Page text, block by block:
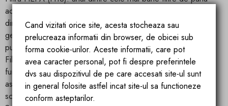
acum, acest filtru de marca capteaza si filtreaza particule cu
dimensiuni de pana la 0,0003 mm. Aceasta include polen,
germeni, virusi, spori de mucegai si praf cu o rata de
puritate de 99,97%!
Filtru cu carbune activ: absoarbe si curata multe tipuri de
fum si mirosuri (de exemplu, fumul de tigara) si, de
asemenea, ajuta la descompunerea fumului, gazelor si
solventilor toxici.
Cand vizitati orice site, acesta stocheaza sau
prelucreaza informatii din browser, de obicei sub
forma cookie-urilor. Aceste informatii, care pot
avea caracter personal, pot fi despre preferintele
dvs sau dispozitivul de pe care accesati site-ul sunt
in general folosite astfel incat site-ul sa functioneze
conform asteptarilor.